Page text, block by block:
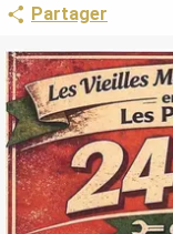
Partager